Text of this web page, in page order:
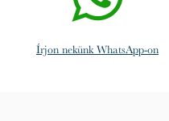
Írjon nekünk WhatsApp-on